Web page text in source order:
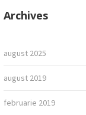
Archives
august 2025
august 2019
februarie 2019